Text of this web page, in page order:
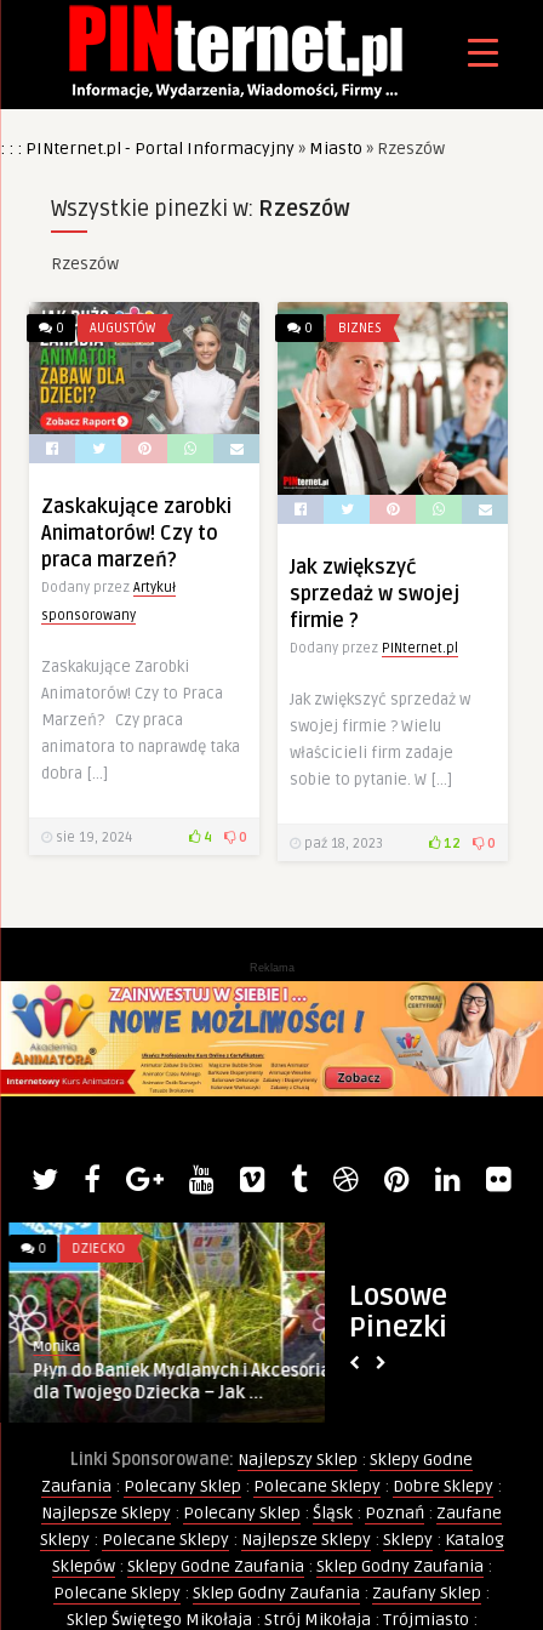
: : : PINternet.pl - Portal Informacyjny» Miasto » Rzeszów
Wszystkie pinezki w: Rzeszów
Rzeszów
0 AUGUSTÓW
Zaskakujące zarobki
Animatorów! Czy to
praca marzeń?
Dodany przez Artykuł
sponsorowany
Zaskakujące Zarobki
Animatorów! Czy to Praca
Marzeń? Czy praca
animatora to naprawdę taka
dobra […]
sie 19, 2024 4 0
0 BIZNES
Jak zwiększyć
sprzedaż w swojej
firmie ?
Dodany przez PINternet.pl
Jak zwiększyć sprzedaż w
swojej firmie ? Wielu
właścicieli firm zadaje
sobie to pytanie. W […]
paź 18, 2023 12 0
Reklama
Losowe
Pinezki
0 DZIECKO
Monika
Płyn do Baniek Mydlanych i Akcesoria
dla Twojego Dziecka – Jak ...
Linki Sponsorowane: Najlepszy Sklep : Sklepy Godne
Zaufania : Polecany Sklep : Polecane Sklepy : Dobre Sklepy :
Najlepsze Sklepy : Polecany Sklep : Śląsk : Poznań : Zaufane
Sklepy: Polecane Sklepy: Najlepsze Sklepy: Sklepy: Katalog
Sklepów: Sklepy Godne Zaufania : Sklep Godny Zaufania :
Polecane Sklepy : Sklep Godny Zaufania : Zaufany Sklep :
Sklep Świętego Mikołaja : Strój Mikołaja : Trójmiasto :